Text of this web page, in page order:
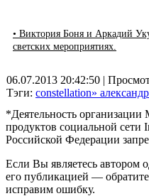
• Виктория Боня и Аркадий
светских мероприятиях.
06.07.2013 20:42:50 |
Тэги: constellation»
*Деятельность организации
продуктов социальной сети
Российской Федерации
Если Вы являетесь автором
его публикацией —
исправим ошибку.